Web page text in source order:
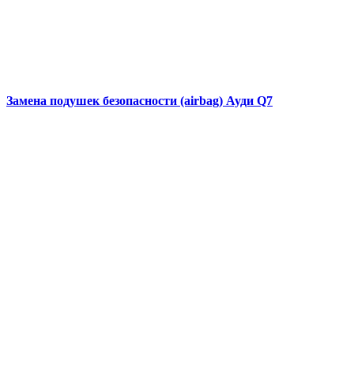
Замена подушек безопасности (airbag) Ауди Q7